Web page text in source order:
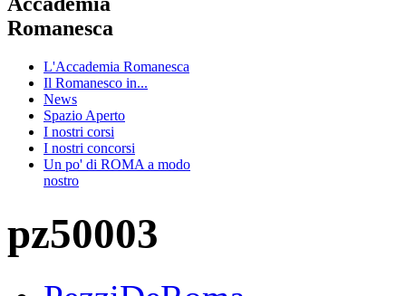
Romanesca
L'Accademia Romanesca
Il Romanesco in...
News
Spazio Aperto
I nostri corsi
I nostri concorsi
Un po' di ROMA a modo
nostro
pz50003